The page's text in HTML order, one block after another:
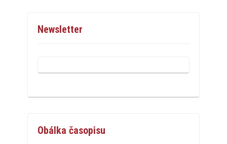
Newsletter
Obálka časopisu